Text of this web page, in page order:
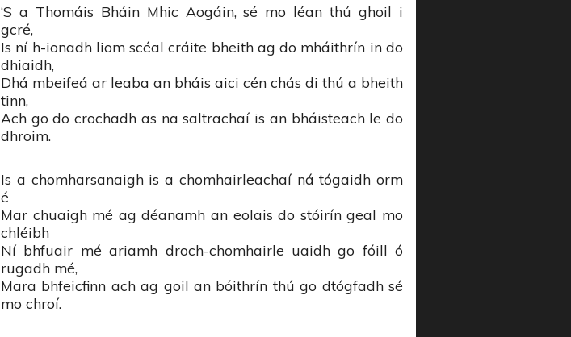
‘S a Thomáis Bháin Mhic Aogáin, sé mo léan thú ghoil i
gcré,
Is ní h-ionadh liom scéal cráite bheith ag do mháithrín in do
dhiaidh,
Dhá mbeifeá ar leaba an bháis aici cén chás di thú a bheith
tinn,
Ach go do crochadh as na saltrachaí is an bháisteach le do
dhroim.
Is a chomharsanaigh is a chomhairleachaí ná tógaidh orm
é
Mar chuaigh mé ag déanamh an eolais do stóirín geal mo
chléibh
Ní bhfuair mé ariamh droch-chomhairle uaidh go fóill ó
rugadh mé,
Mara bhfeicfinn ach ag goil an bóithrín thú go dtógfadh sé
mo chroí.